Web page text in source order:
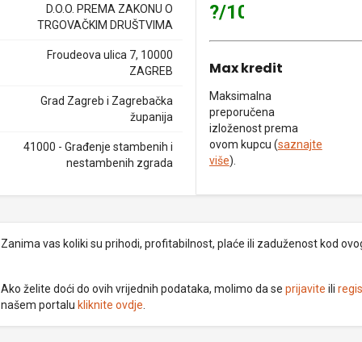
D.O.O. PREMA ZAKONU O
TRGOVAČKIM DRUŠTVIMA
Froudeova ulica 7, 10000
ZAGREB
Grad Zagreb i Zagrebačka
županija
41000 - Građenje stambenih i
nestambenih zgrada
?/10
Max kredit
Maksimalna
preporučena
izloženost prema
ovom kupcu (saznajte
više).
Zanima vas koliki su prihodi, profitabilnost, plaće ili zaduženost kod
Ako želite doći do ovih vrijednih podataka, molimo da se prijavite ili
našem portalu kliknite ovdje